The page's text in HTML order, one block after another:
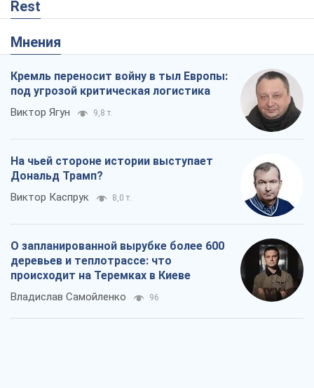
Rest
Мнения
Кремль переносит войну в тыл Европы:
под угрозой критическая логистика
Виктор Ягун 9,8 т.
На чьей стороне истории выступает
Дональд Трамп?
Виктор Каспрук 8,0 т.
О запланированной вырубке более 600
деревьев и теплотрассе: что
происходит на Теремках в Киеве
Владислав Самойленко 96